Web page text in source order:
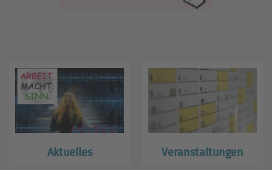
Aktuelles Veranstaltungen